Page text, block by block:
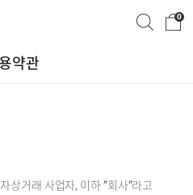
0
약관
상거래 사업자, 이하 ”회사”라고